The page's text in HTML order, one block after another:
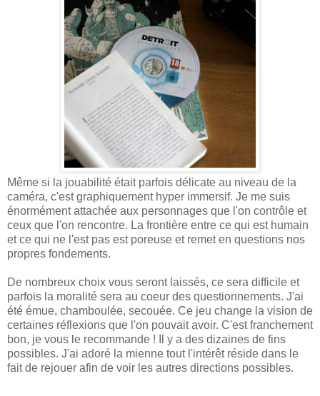
Même si la jouabilité était parfois délicate au niveau de la
caméra, c'est graphiquement hyper immersif. Je me suis
énormément attachée aux personnages que l'on contrôle et
ceux que l'on rencontre. La frontière entre ce qui est humain
et ce qui ne l'est pas est poreuse et remet en questions nos
propres fondements.
De nombreux choix vous seront laissés, ce sera difficile et
parfois la moralité sera au coeur des questionnements. J'ai
été émue, chamboulée, secouée. Ce jeu change la vision de
certaines réflexions que l'on pouvait avoir. C'est franchement
bon, je vous le recommande ! Il y a des dizaines de fins
possibles. J'ai adoré la mienne tout l'intérêt réside dans le
fait de rejouer afin de voir les autres directions possibles.